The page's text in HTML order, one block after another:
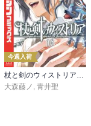
今週入荷
杖と剣のウィストリア（１６）
大森藤ノ , 青井聖